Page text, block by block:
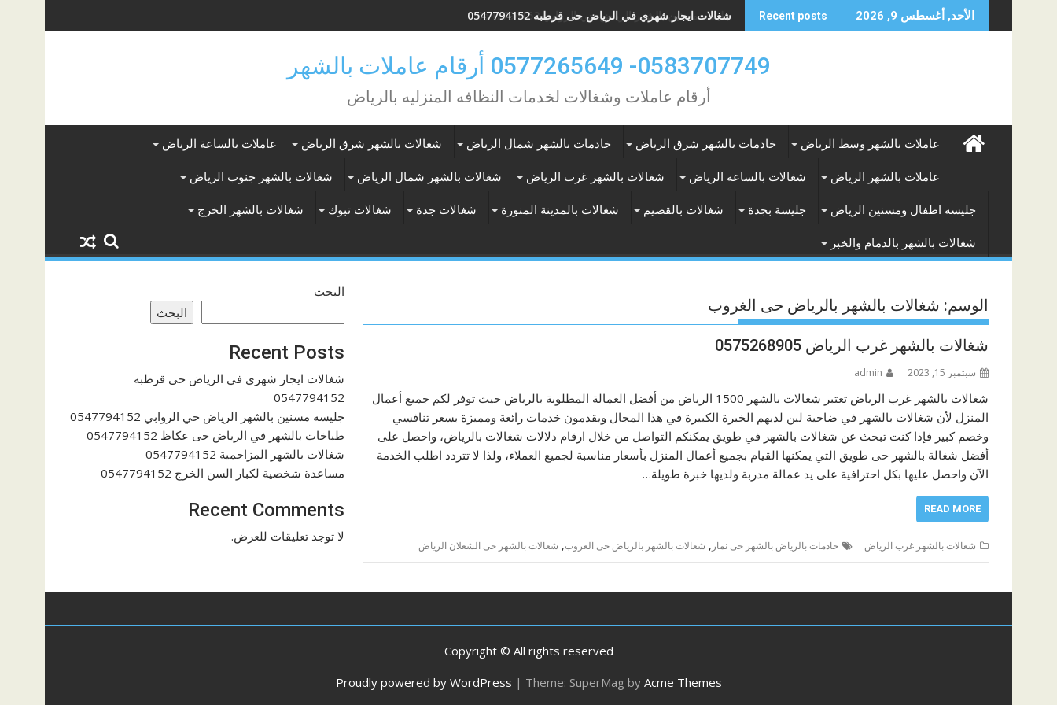
to
الأحد, أغسطس 9, 2026 Recent posts شغالات ايجار شهري في الرياض حى قرطبه 0547794152
جليسه مسنين بالشهر الرياض حي الروابي 0547794152
0583707749- 0577265649 أرقام عاملات بالشهر
أرقام عاملات وشغالات لخدمات النظافه المنزليه بالرياض
عاملات بالشهر وسط الرياض خادمات بالشهر شرق الرياض خادمات بالشهر شمال الرياض شغالات بالشهر شرق الرياض عاملات بالساعة الرياض
عاملات بالشهر الرياض شغالات بالساعه الرياض شغالات بالشهر غرب الرياض شغالات بالشهر شمال الرياض شغالات بالشهر جنوب الرياض
جليسه اطفال ومسنين الرياض جليسة بجدة شغالات بالقصيم شغالات بالمدينة المنورة شغالات جدة شغالات تبوك شغالات بالشهر الخرج
شغالات بالشهر بالدمام والخبر
الوسم: شغالات بالشهر بالرياض حى الغروب
شغالات بالشهر غرب الرياض 0575268905
سبتمبر 15, 2023 admin
شغالات بالشهر غرب الرياض تعتبر شغالات بالشهر 1500 الرياض من أفضل العمالة المطلوبة بالرياض حيث توفر لكم جميع أعمال
المنزل لأن شغالات بالشهر في ضاحية لبن لديهم الخبرة الكبيرة في هذا المجال ويقدمون خدمات رائعة ومميزة بسعر تنافسي
وخصم كبير فإذا كنت تبحث عن شغالات بالشهر في طويق يمكنكم التواصل من خلال ارقام دلالات شغالات بالرياض، واحصل على
أفضل شغالة بالشهر حى طويق التي يمكنها القيام بجميع أعمال المنزل بأسعار مناسبة لجميع العملاء، ولذا لا تتردد اطلب الخدمة
الآن واحصل عليها بكل احترافية على يد عمالة مدربة ولديها خبرة طويلة…
READ MORE
شغالات بالشهر غرب الرياض خادمات بالرياض بالشهر حى نمار , شغالات بالشهر بالرياض حى الغروب, شغالات بالشهر حى الشعلان الرياض
البحث
البحث
Recent Posts
شغالات ايجار شهري في الرياض حى قرطبه
0547794152
جليسه مسنين بالشهر الرياض حي الروابي 0547794152
طباخات بالشهر في الرياض حى عكاظ 0547794152
شغالات بالشهر المزاحمية 0547794152
مساعدة شخصية لكبار السن الخرج 0547794152
Recent Comments
لا توجد تعليقات للعرض.
Copyright © All rights reserved
Proudly powered by WordPress | Theme: SuperMag by Acme Themes